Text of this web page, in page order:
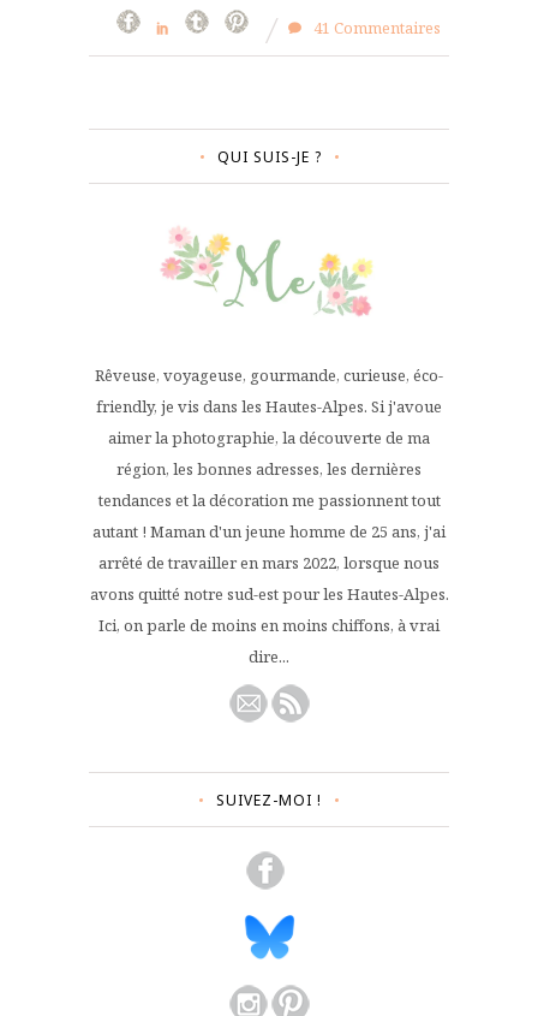
41 Commentaires
QUI SUIS-JE ?
Rêveuse, voyageuse, gourmande, curieuse, éco-
friendly, je vis dans les Hautes-Alpes. Si j'avoue
aimer la photographie, la découverte de ma
région, les bonnes adresses, les dernières
tendances et la décoration me passionnent tout
autant ! Maman d'un jeune homme de 25 ans, j'ai
arrêté de travailler en mars 2022, lorsque nous
avons quitté notre sud-est pour les Hautes-Alpes.
Ici, on parle de moins en moins chiffons, à vrai
dire...
SUIVEZ-MOI !